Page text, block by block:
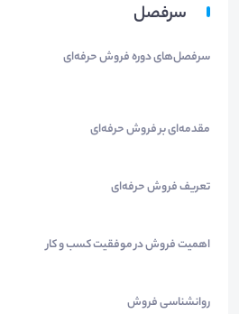
سرفصل
سرفصل‌های دوره فروش حرفه‌ای
مقدمه‌ای بر فروش حرفه‌ای
تعریف فروش حرفه‌ای
اهمیت فروش در موفقیت کسب و کار
روانشناسی فروش